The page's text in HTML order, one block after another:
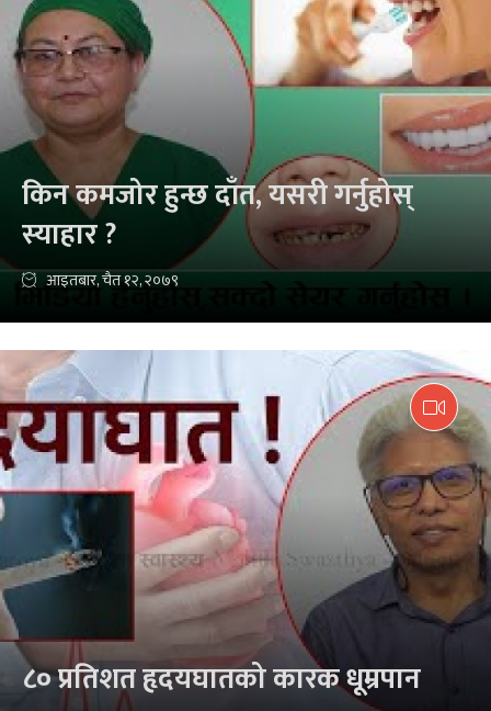
किन कमजोर हुन्छ दाँत, यसरी गर्नुहोस्
स्याहार ?
आइतबार, चैत १२, २०७९
८० प्रतिशत हृदयघातको कारक धूम्रपान